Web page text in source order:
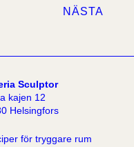
NÄSTA
Sculptor
kajen 12
Helsingfors
för tryggare rum